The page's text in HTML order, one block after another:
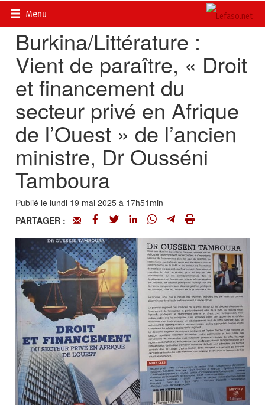
Menu
Accueil>
Burkina/Littérature :
Vient de paraître, « Droit
et financement du
secteur privé en Afrique
de l’Ouest » de l’ancien
ministre, Dr Ousséni
Tamboura
Publié le lundi 19 mai 2025 à 17h51min
PARTAGER :